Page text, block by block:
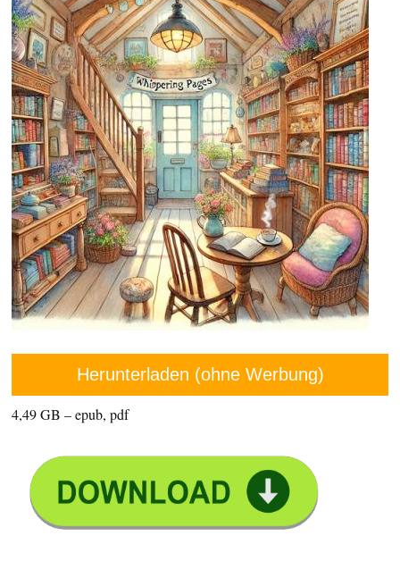
Herunterladen (ohne Werbung)
4,49 GB – epub, pdf